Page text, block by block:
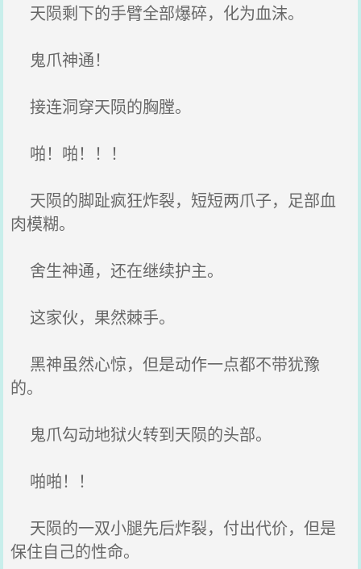
天陨剩下的手臂全部爆碎，化为血沫。
鬼爪神通！
接连洞穿天陨的胸膛。
啪！啪！！！
天陨的脚趾疯狂炸裂，短短两爪子，足部血
肉模糊。
舍生神通，还在继续护主。
这家伙，果然棘手。
黑神虽然心惊，但是动作一点都不带犹豫
的。
鬼爪勾动地狱火转到天陨的头部。
啪啪！！
天陨的一双小腿先后炸裂，付出代价，但是
保住自己的性命。